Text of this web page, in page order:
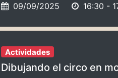
09/09/2025 16:30 -
Actividades
Dibujando el circo en